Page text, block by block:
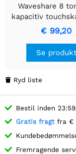
Waveshare 8
kapacitiv
Raspberry Pi
frontkamera,
€ 99,20
Se produkt
 Ryd liste
Bestil inden
Gratis fragt fra €
Fremragende